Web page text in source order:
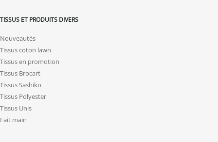
TISSUS ET PRODUITS DIVERS
Nouveautés
Tissus coton lawn
Tissus en promotion
Tissus Brocart
Tissus Sashiko
Tissus Polyester
Tissus Unis
Fait main